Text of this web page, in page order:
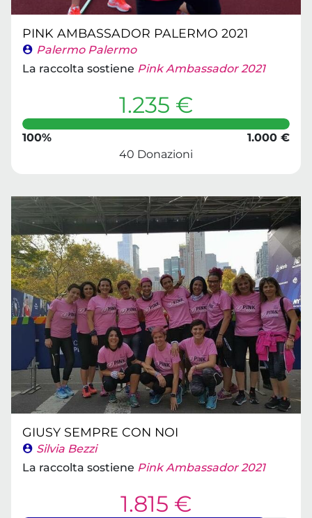
PINK AMBASSADOR PALERMO 2021
Palermo Palermo
La raccolta sostiene Pink Ambassador 2021
1.235 €
100%
1.000 €
40 Donazioni
GIUSY SEMPRE CON NOI
Silvia Bezzi
La raccolta sostiene Pink Ambassador 2021
1.815 €